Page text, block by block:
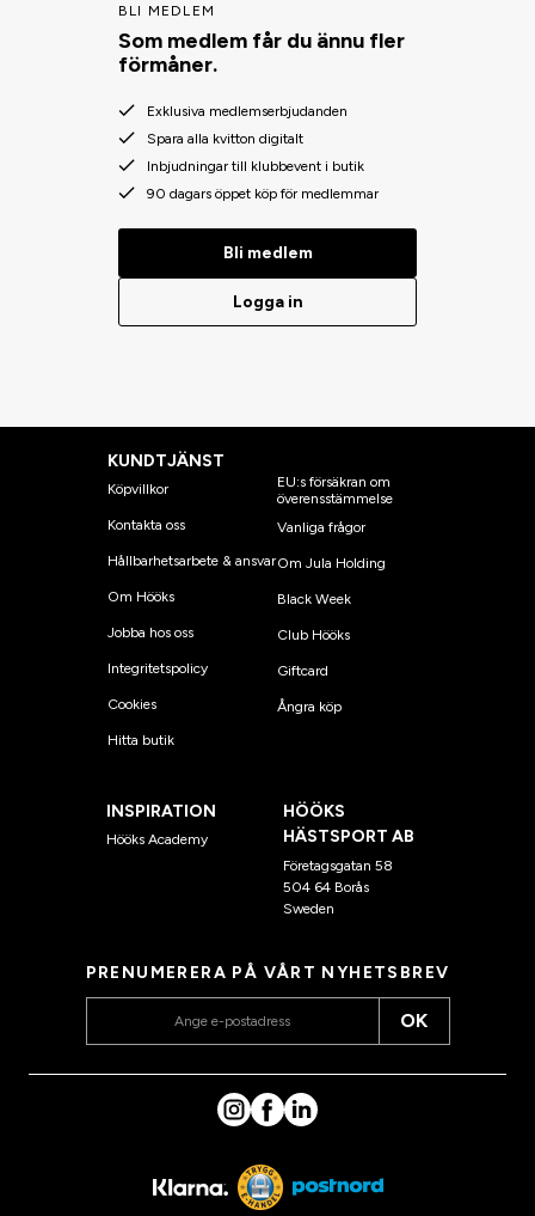
BLI MEDLEM
Som medlem får du ännu fler
förmåner.
Exklusiva medlemserbjudanden
Spara alla kvitton digitalt
Inbjudningar till klubbevent i butik
90 dagars öppet köp för medlemmar
Bli medlem
Logga in
KUNDTJÄNST
Köpvillkor
Kontakta oss
Hållbarhetsarbete & ansvar
Om Hööks
Jobba hos oss
Integritetspolicy
Cookies
Hitta butik
EU:s försäkran om
överensstämmelse
Vanliga frågor
Om Jula Holding
Black Week
Club Hööks
Giftcard
Ångra köp
INSPIRATION
Hööks Academy
HÖÖKS
HÄSTSPORT AB
Företagsgatan 58
504 64 Borås
Sweden
PRENUMERERA PÅ VÅRT NYHETSBREV
OK